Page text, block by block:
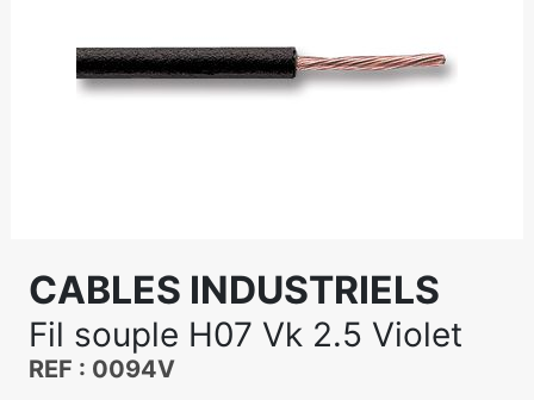
CABLES INDUSTRIELS
Fil souple H07 Vk 2.5 Violet
REF : 0094V